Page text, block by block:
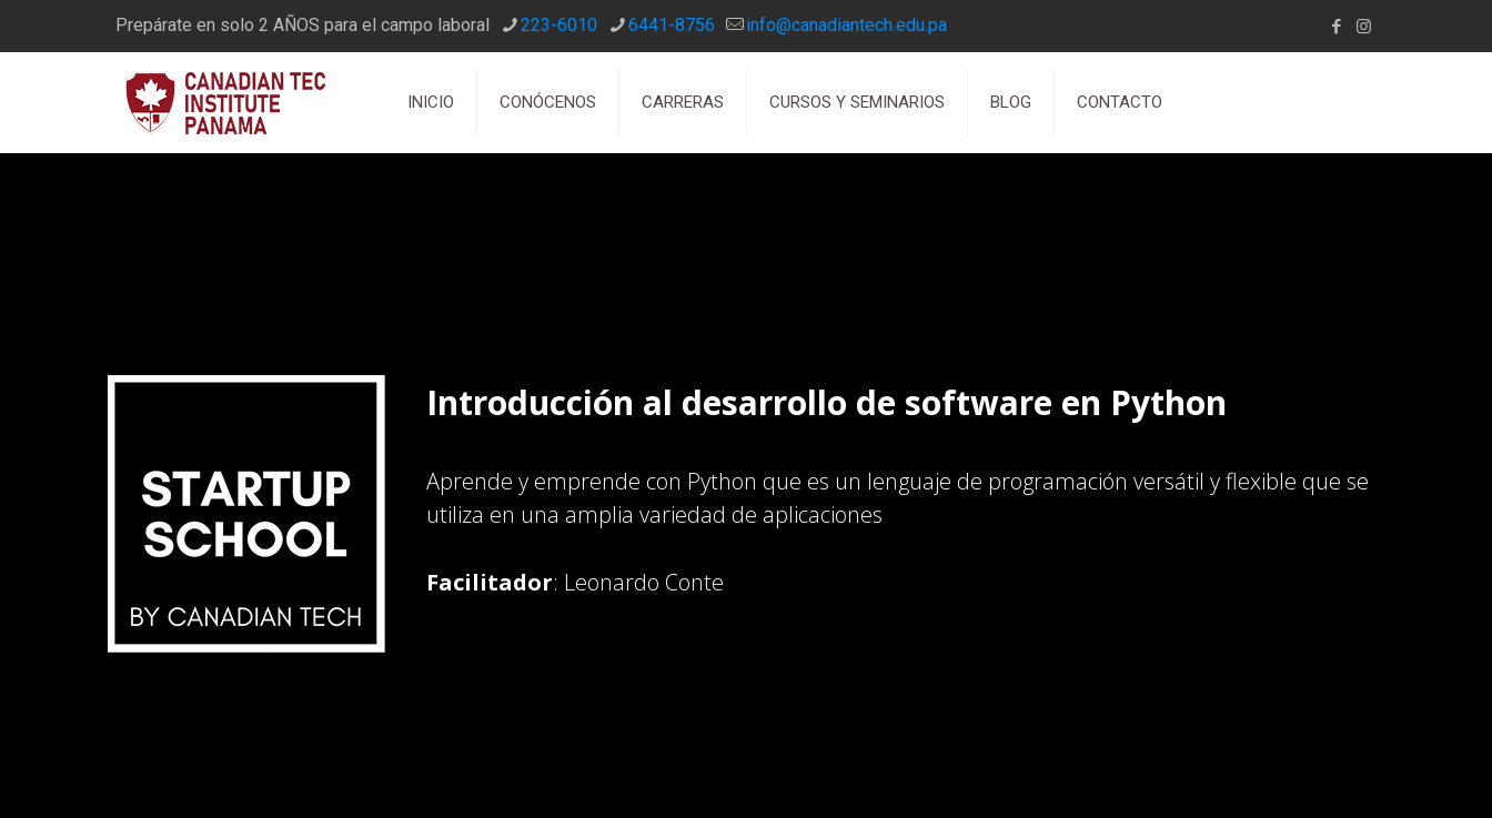
Prepárate en solo 2 AÑOS para el campo laboral 223-6010 6441-8756 info@canadiantech.edu.pa
INICIO CONÓCENOS CARRERAS CURSOS Y SEMINARIOS BLOG CONTACTO
Introducción al desarrollo de software en Python
Aprende y emprende con Python que es un lenguaje de programación versátil y flexible que se
utiliza en una amplia variedad de aplicaciones
Facilitador: Leonardo Conte